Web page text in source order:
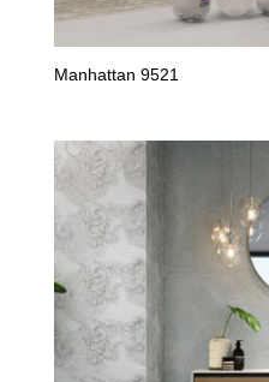
Manhattan 9521